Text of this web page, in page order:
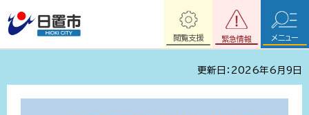
緊急情報
閲覧支援 メニュー
更新日：2026年6月9日